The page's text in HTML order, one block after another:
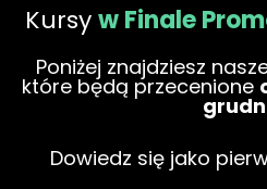
Kursyw Finale
Poniżej znajdziesz
które będą przecenione
Dowiedz się jako